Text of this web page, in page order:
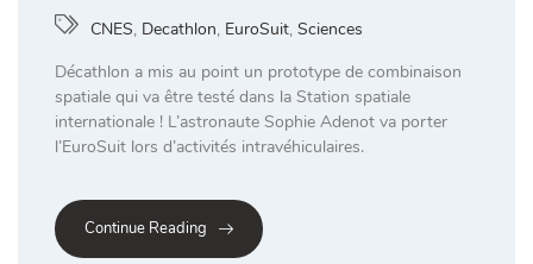
CNES, Decathlon, EuroSuit, Sciences
Décathlon a mis au point un prototype de combinaison
spatiale qui va être testé dans la Station spatiale
internationale ! L’astronaute Sophie Adenot va porter
l’EuroSuit lors d’activités intravéhiculaires.
Continue Reading